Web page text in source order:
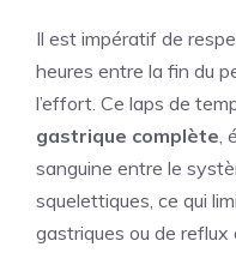
Il est impératif de
heures entre la fin du
l’effort. Ce laps de
gastrique complète,
sanguine entre le
squelettiques, ce qui
gastriques ou de reflux